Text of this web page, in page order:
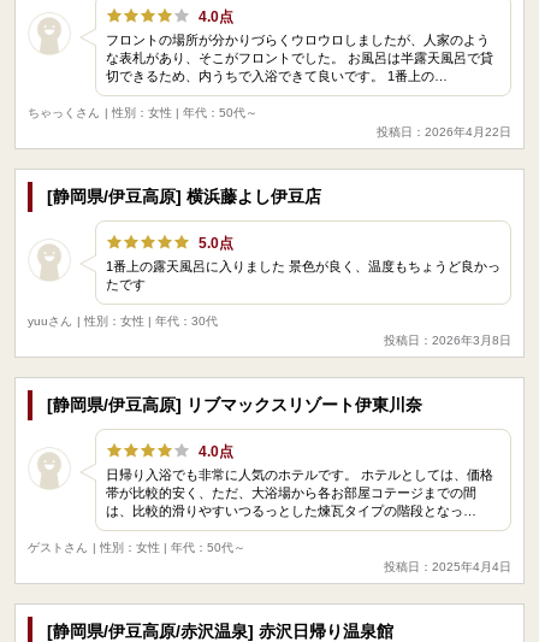
4.0点
フロントの場所が分かりづらくウロウロしましたが、人家のよう
な表札があり、そこがフロントでした。 お風呂は半露天風呂で貸
切できるため、内うちで入浴できて良いです。 1番上の…
ちゃっくさん
| 性別：女性 | 年代：50代～
投稿日：2026年4月22日
[静岡県/伊豆高原] 横浜藤よし伊豆店
5.0点
1番上の露天風呂に入りました 景色が良く、温度もちょうど良かっ
たです
yuuさん
| 性別：女性 | 年代：30代
投稿日：2026年3月8日
[静岡県/伊豆高原] リブマックスリゾート伊東川奈
4.0点
日帰り入浴でも非常に人気のホテルです。 ホテルとしては、価格
帯が比較的安く、ただ、大浴場から各お部屋コテージまでの間
は、比較的滑りやすいつるっとした煉瓦タイプの階段となっ…
ゲストさん
| 性別：女性 | 年代：50代～
投稿日：2025年4月4日
[静岡県/伊豆高原/赤沢温泉] 赤沢日帰り温泉館